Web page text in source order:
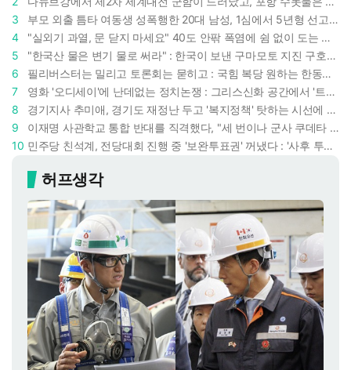
3
부모 외출 틈타 여동생 성폭행한 20대 남성, 1심에서 5년형 선고 : 친족 간 '암수범죄'의 심각성
4
"실외기 과열, 문 닫지 마세요" 40도 안팎 폭염에 쉼 없이 도는 에어컨 : 화재 위험 경고등!
5
"한국산 물은 변기 물로 써라" : 한국이 보낸 구마모토 지진 구호품에 한 일본인의 '어처구니 없는' 반응
6
필리버스터는 밀리고 토론회는 묻히고 : 국힘 복당 원하는 한동훈, '검사 정치'의 한계만 드러내나
7
영화 '오디세이'에 난데없는 정치논쟁 : 그리스신화 공간에서 '트럼프 전쟁의 참혹함'이 보인다
8
경기지사 추미애, 경기도 재정난 두고 '복지정책' 탓하는 시선에 정면 반박 : "고령자와 아이 인구 급증"
9
이재명 사관학교 통합 반대를 직격했다, "세 번이나 군사 쿠데타 했는데 압도적 지위"
10
민주당 친석계, 전당대회 진행 중 '보완투표권' 꺼냈다 : '사후 투표 허용' 무리수에 정청래 "투표 쿠데타"
허프생각